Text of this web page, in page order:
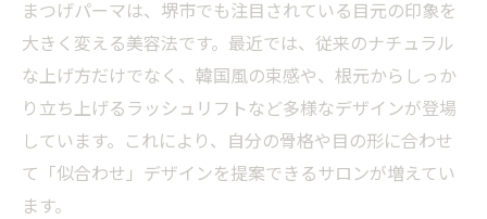
堺市で話題の最新まつげパーマトレンド徹
底解説
韓国風まつげパーマが堺市で広がる理由と
は
北花田や三国ヶ丘でも人気のまつげパーマ
まつげパーマは、堺市でも注目されている目元の印象を
大きく変える美容法です。最近では、従来のナチュラル
な上げ方だけでなく、韓国風の束感や、根元からしっか
り立ち上げるラッシュリフトなど多様なデザインが登場
しています。これにより、自分の骨格や目の形に合わせ
て「似合わせ」デザインを提案できるサロンが増えてい
ます。